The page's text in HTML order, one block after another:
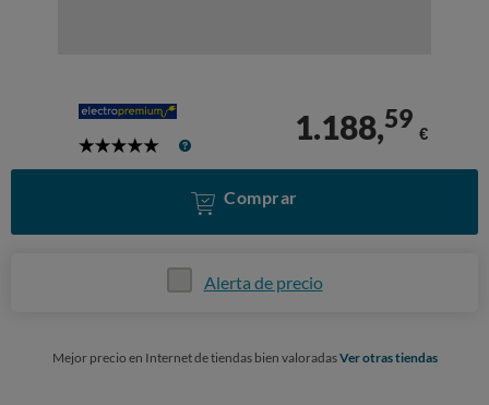
5
1.188,59
€
Comprar
Alerta de precio
Mejor precio en Internet de tiendas bien valoradasVer otras tiendas